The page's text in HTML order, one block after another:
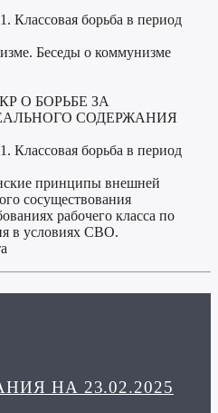
Классовая борьба в период
Беседы о коммунизме
О БОРЬБЕ ЗА
СОДЕРЖАНИЯ
Классовая борьба в период
принципы внешней
сосуществования
рабочего класса по
в условиях СВО.
НА 23.02.2025